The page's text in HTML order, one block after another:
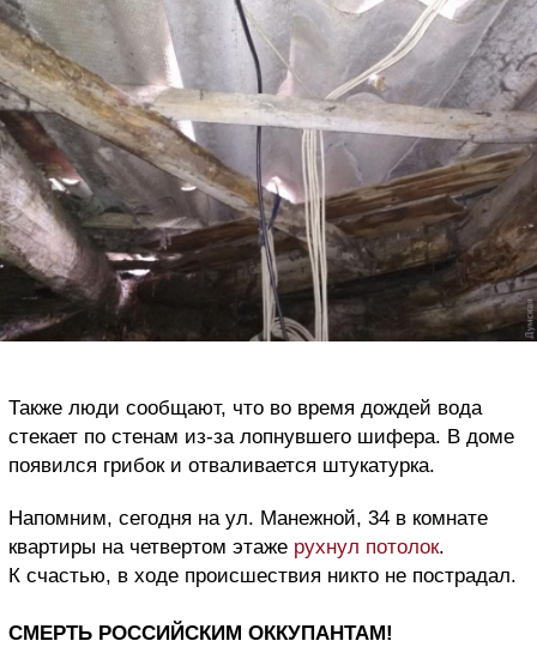
Также люди сообщают, что во время дождей вода
стекает по стенам из-за лопнувшего шифера. В доме
появился грибок и отваливается штукатурка.
Напомним, сегодня на ул. Манежной, 34 в комнате
квартиры на четвертом этаже рухнул потолок.
К счастью, в ходе происшествия никто не пострадал.
СМЕРТЬ РОССИЙСКИМ ОККУПАНТАМ!